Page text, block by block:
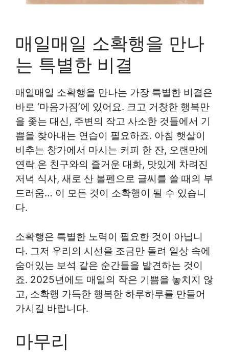
매일매일 소확행을 만나
는 특별한 비결
매일매일 소확행을 만나는 가장 특별한 비결은
바로 ‘마음가짐’에 있어요. 크고 거창한 행복만
을 좇는 대신, 주변의 작고 사소한 것들에서 기
쁨을 찾아내는 연습이 필요하죠. 아침 햇살이
비추는 창가에서 마시는 커피 한 잔, 오랜만에
연락 온 친구와의 즐거운 대화, 맛있게 차려진
저녁 식사, 새로 산 볼펜으로 글씨를 쓸 때의 부
드러움… 이 모든 것이 소확행이 될 수 있습니
다.
소확행은 특별한 노력이 필요한 것이 아닙니
다. 그저 우리의 시선을 조금만 돌려 일상 속에
숨어있는 보석 같은 순간들을 발견하는 것이
죠. 2025년에도 매일의 작은 기쁨을 놓치지 않
고, 소확행 가득한 행복한 하루하루를 만들어
가시길 바랍니다.
마무리